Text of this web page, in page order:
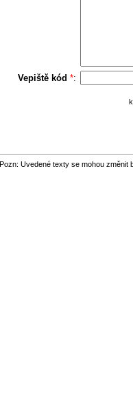
Vepiště kód *:
Pozn: Uvedené texty se mohou